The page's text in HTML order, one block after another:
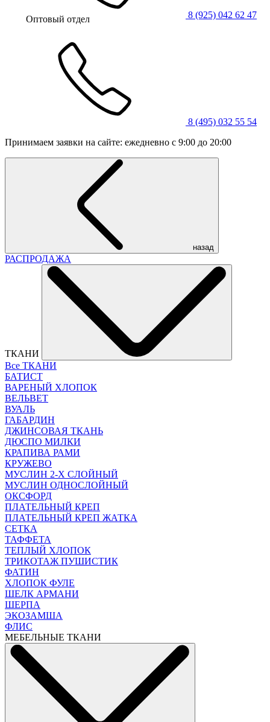
8 (925) 042 62 47
Оптовый отдел
8 (495) 032 55 54
Принимаем заявки на сайте: ежедневно с 9:00 до 20:00
назад
РАСПРОДАЖА
ТКАНИ
Все ТКАНИ
БАТИСТ
ВАРЕНЫЙ ХЛОПОК
ВЕЛЬВЕТ
ВУАЛЬ
ГАБАРДИН
ДЖИНСОВАЯ ТКАНЬ
ДЮСПО МИЛКИ
КРАПИВА РАМИ
КРУЖЕВО
МУСЛИН 2-Х СЛОЙНЫЙ
МУСЛИН ОДНОСЛОЙНЫЙ
ОКСФОРД
ПЛАТЕЛЬНЫЙ КРЕП
ПЛАТЕЛЬНЫЙ КРЕП ЖАТКА
СЕТКА
ТАФФЕТА
ТЕПЛЫЙ ХЛОПОК
ТРИКОТАЖ ПУШИСТИК
ФАТИН
ХЛОПОК ФУЛЕ
ШЕЛК АРМАНИ
ШЕРПА
ЭКОЗАМША
ФЛИС
МЕБЕЛЬНЫЕ ТКАНИ